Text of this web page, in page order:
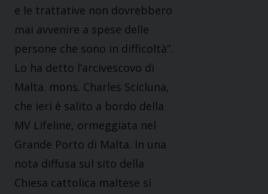
e le trattative non dovrebbero
mai avvenire a spese delle
persone che sono in difficoltà”.
Lo ha detto l’arcivescovo di
Malta. mons. Charles Scicluna,
che ieri è salito a bordo della
MV Lifeline, ormeggiata nel
Grande Porto di Malta. In una
nota diffusa sul sito della
Chiesa cattolica maltese si